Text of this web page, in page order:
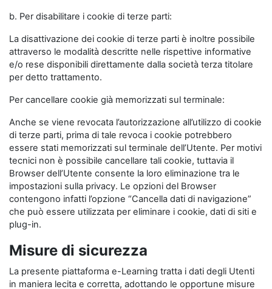
b. Per disabilitare i cookie di terze parti:
La disattivazione dei cookie di terze parti è inoltre possibile
attraverso le modalità descritte nelle rispettive informative
e/o rese disponibili direttamente dalla società terza titolare
per detto trattamento.
Per cancellare cookie già memorizzati sul terminale:
Anche se viene revocata l’autorizzazione all’utilizzo di cookie
di terze parti, prima di tale revoca i cookie potrebbero
essere stati memorizzati sul terminale dell’Utente. Per motivi
tecnici non è possibile cancellare tali cookie, tuttavia il
Browser dell’Utente consente la loro eliminazione tra le
impostazioni sulla privacy. Le opzioni del Browser
contengono infatti l’opzione “Cancella dati di navigazione”
che può essere utilizzata per eliminare i cookie, dati di siti e
plug-in.
Misure di sicurezza
La presente piattaforma e-Learning tratta i dati degli Utenti
in maniera lecita e corretta, adottando le opportune misure